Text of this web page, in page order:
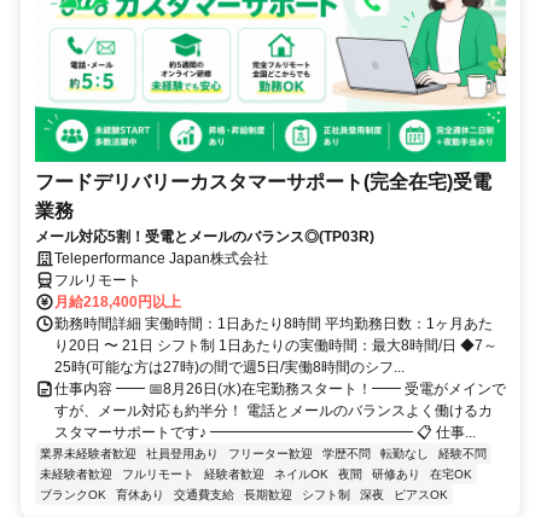
フードデリバリーカスタマーサポート(完全在宅)受電
業務
メール対応5割！受電とメールのバランス◎(TP03R)
Teleperformance Japan株式会社
フルリモート
月給218,400円以上
勤務時間詳細 実働時間：1日あたり8時間 平均勤務日数：1ヶ月あた
り20日 〜 21日 シフト制 1日あたりの実働時間：最大8時間/日 ◆7～
25時(可能な方は27時)の間で週5日/実働8時間のシフ...
仕事内容 ━━ 📅8月26日(水)在宅勤務スタート！━━ 受電がメインで
すが、メール対応も約半分！ 電話とメールのバランスよく働けるカ
スタマーサポートです♪ ━━━━━━━━━━━━━━ 📋 仕事...
業界未経験者歓迎 社員登用あり フリーター歓迎 学歴不問 転勤なし
経験不問
未経験者歓迎
フルリモート 経験者歓迎 ネイルOK 夜間 研修あり
在宅OK
ブランクOK
育休あり 交通費支給 長期歓迎 シフト制 深夜 ピアスOK